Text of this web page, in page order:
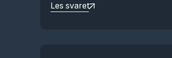
Les svaret